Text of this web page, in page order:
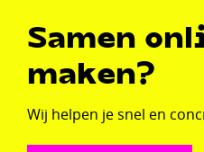
Samen
maken?
Wij helpen je snel en